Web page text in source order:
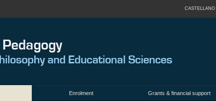
CASTELLANO
Enrolment Grants & financial support